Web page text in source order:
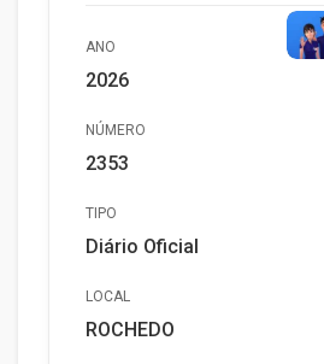
ANO
2026
NÚMERO
2353
TIPO
Diário Oficial
LOCAL
ROCHEDO